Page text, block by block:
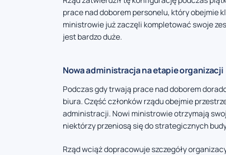
prace nad doborem personelu, który obejmie
ministrowie już zaczęli kompletować swoje
jest bardzo duże.
Nowa administracja na etapie organizacji
Podczas gdy trwają prace nad doborem
biura. Część członków rządu obejmie
administracji. Nowi ministrowie otrzymają
niektórzy przeniosą się do strategicznych
Rząd wciąż dopracowuje szczegóły